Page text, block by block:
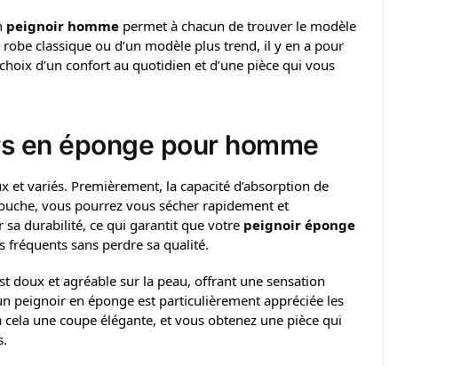
peignoir hommepermet à chacun de trouver le modèle
classique ou d’un modèle plus trend, il y en a pour
d’un confort au quotidien et d’une pièce qui vous
en éponge pour homme
et variés. Premièrement, la capacité d’absorption de
vous pourrez vous sécher rapidement et
sa durabilité, ce qui garantit que votre peignoir éponge
fréquents sans perdre sa qualité.
doux et agréable sur la peau, offrant une sensation
peignoir en éponge est particulièrement appréciée les
une coupe élégante, et vous obtenez une pièce qui